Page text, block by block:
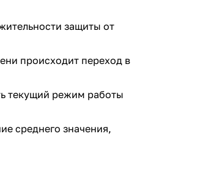
защиты от
происходит переход в
текущий режим работы
среднего значения,